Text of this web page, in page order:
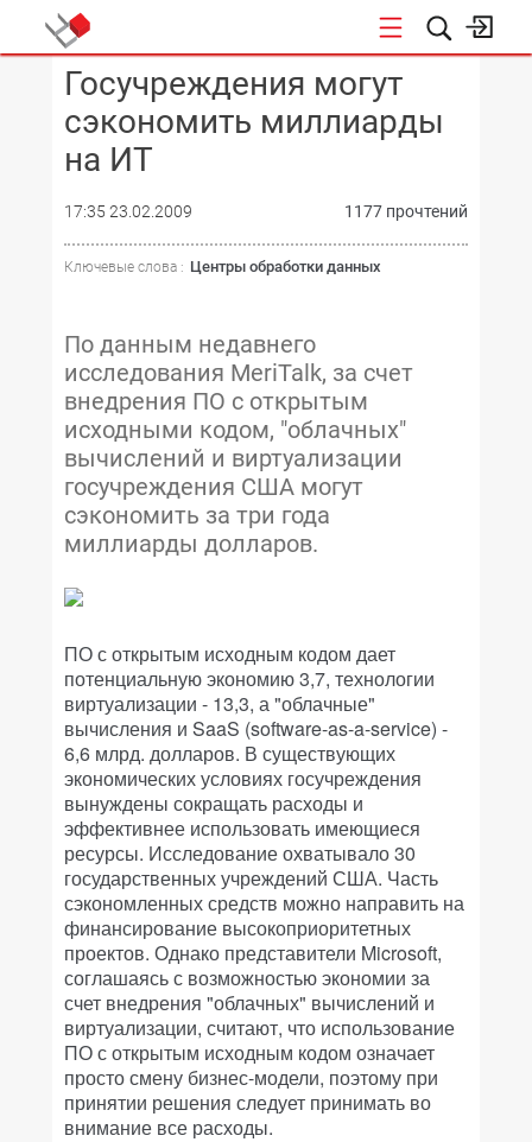
КОНФЕРЕНЦИИ
Госучреждения могут
сэкономить миллиарды
на ИТ
17:35 23.02.2009 1177 прочтений
Ключевые слова : Центры обработки данных
По данным недавнего
исследования MeriTalk, за счет
внедрения ПО с открытым
исходными кодом, "облачных"
вычислений и виртуализации
госучреждения США могут
сэкономить за три года
миллиарды долларов.
ПО с открытым исходным кодом дает
потенциальную экономию 3,7, технологии
виртуализации - 13,3, а "облачные"
вычисления и SaaS (software-as-a-service) -
6,6 млрд. долларов. В существующих
экономических условиях госучреждения
вынуждены сокращать расходы и
эффективнее использовать имеющиеся
ресурсы. Исследование охватывало 30
государственных учреждений США. Часть
сэкономленных средств можно направить на
финансирование высокоприоритетных
проектов. Однако представители Microsoft,
соглашаясь с возможностью экономии за
счет внедрения "облачных" вычислений и
виртуализации, считают, что использование
ПО с открытым исходным кодом означает
просто смену бизнес-модели, поэтому при
принятии решения следует принимать во
внимание все расходы.